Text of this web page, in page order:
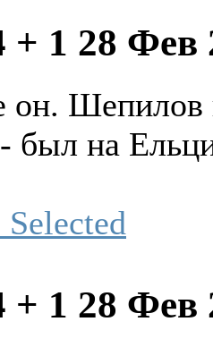
+ 1 28 Фев
он. Шепилов
был на
+ 1 28 Фев